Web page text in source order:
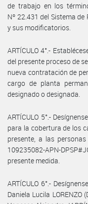
de trabajo en los
Nº 22.431 del Sistema
y sus modificatorios.
ARTÍCULO 4°.-
del presente proceso de
nueva contratación de
cargo de planta
designado o designada.
ARTÍCULO 5°.-
para la cobertura de los
presente, a las
109235082-APN-
presente medida.
ARTÍCULO 6°.-
Daniela Lucila LORENZO